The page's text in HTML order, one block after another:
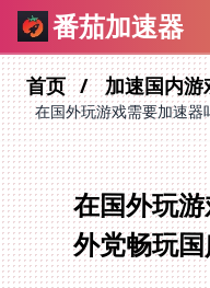
番茄加速器
首页 加速国内
在国外玩游戏需要加速
在国外玩
外党畅玩